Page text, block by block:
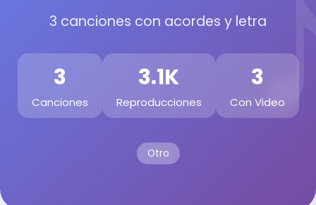
3 canciones con acordes y letra
3
Canciones
3.1K
Reproducciones
3
Con Video
Otro